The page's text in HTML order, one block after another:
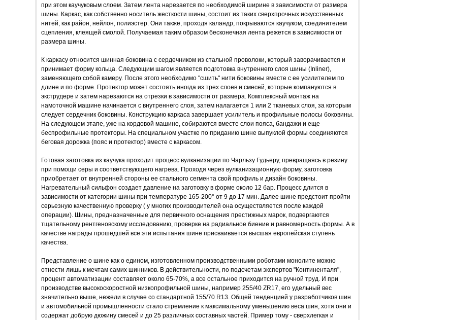
при этом каучуковым слоем. Затем лента нарезается по необходимой ширине в зависимости от размера
шины. Каркас, как собственно носитель жесткости шины, состоит из таких сверхпрочных искусственных
нитей, как район, нейлон, полиэстер. Они также, проходя каландр, покрываются каучуком, соединителем
сцепления, клеящей смолой. Получаемая таким образом бесконечная лента режется в зависимости от
размера шины.
К каркасу относится шинная боковина с сердечником из стальной проволоки, который заворачивается и
принимает форму кольца. Следующим шагом является подготовка внутреннего слоя шины (Inliner),
заменяющего собой камеру. После этого необходимо "сшить" нити боковины вместе с ее усилителем по
длине и по форме. Протектор может состоять иногда из трех слоев и смесей, которые компануются в
экструдере и затем нарезаются на отрезки в зависимости от размера. Комплексный монтаж на
намоточной машине начинается с внутреннего слоя, затем налагается 1 или 2 тканевых слоя, за которым
следует сердечник боковины. Конструкцию каркаса завершает усилитель и профильные полосы боковины.
На следующем этапе, уже на кордовой машине, собираются вместе слои пояса, бандажи и еще
беспрофильные протекторы. На специальном участке по приданию шине выпуклой формы соединяются
беговая дорожка (пояс и протектор) вместе с каркасом.
Готовая заготовка из каучука проходит процесс вулканизации по Чарльзу Гудьеру, превращаясь в резину
при помощи серы и соответствующего нагрева. Проходя через вулканизационную форму, заготовка
приобретает от внутренней стороны ее стального сегмента свой профиль и дизайн боковины.
Нагревательный сильфон создает давление на заготовку в форме около 12 бар. Процесс длится в
зависимости от категории шины при температуре 165-200° от 9 до 17 мин. Далее шине предстоит пройти
серьезную качественную проверку ( у многих производителей она осуществляется после каждой
операции). Шины, предназначенные для первичного оснащения престижных марок, подвергаются
тщательному рентгеновскому исследованию, проверке на радиальное биение и равномерность формы. А в
качестве награды прошедшей все эти испытания шине присваивается высшая европейская ступень
качества.
Представление о шине как о едином, изготовленном производственными роботами монолите можно
отнести лишь к мечтам самих шинников. В действительности, по подсчетам экспертов "Континенталя",
процент автоматизации составляет около 65-70%, а все остальное приходится на ручной труд. И при
производстве высокоскоростной низкопрофильной шины, например 255/40 ZR17, его удельный вес
значительно выше, нежели в случае со стандартной 155/70 R13. Общей тенденцией у разработчиков шин
и автомобильной промышленности стало стремление к максимальному уменьшению веса шин, хотя они и
содержат добрую дюжину смесей и до 25 различных составных частей. Пример тому - сверхлегкая и